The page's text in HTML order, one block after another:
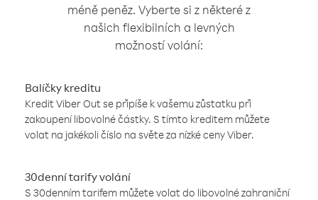
méně peněz. Vyberte si z některé z
našich flexibilních a levných
možností volání:
Balíčky kreditu
Kredit Viber Out se připíše k vašemu zůstatku při
zakoupení libovolné částky. S tímto kreditem můžete
volat na jakékoli číslo na světe za nízké ceny Viber.
30denní tarify volání
S 30denním tarifem můžete volat do libovolné zahraniční